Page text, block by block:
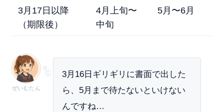
3月17日以降
（期限後）
4月上旬〜
中旬
5月〜6月
ぜいむたん
3月16日ギリギリに書面で出した
ら、5月まで待たないといけない
んですね…